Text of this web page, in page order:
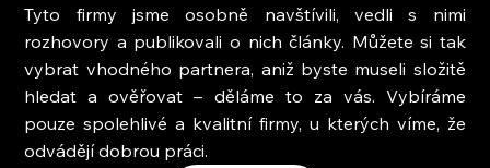
Tyto firmy jsme osobně navštívili, vedli s nimi
rozhovory a publikovali o nich články. Můžete si tak
vybrat vhodného partnera, aniž byste museli složitě
hledat a ověřovat – děláme to za vás. Vybíráme
pouze spolehlivé a kvalitní firmy, u kterých víme, že
odvádějí dobrou práci.